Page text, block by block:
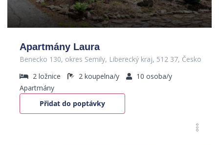
Apartmány Laura
Benecko 130, okres Semily, Liberecký kraj, 512 37, Česko
2 ložnice 2 koupelna/y 10 osoba/y
Apartmány
Přidat do poptávky